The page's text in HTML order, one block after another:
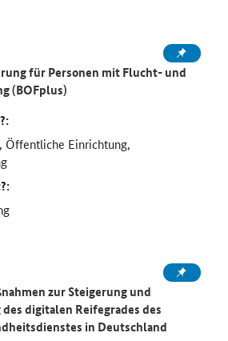
für Personen mit Flucht- und
(BOFplus)
Öffentliche Einrichtung,
zur Steigerung und
digitalen Reifegrades des
in Deutschland